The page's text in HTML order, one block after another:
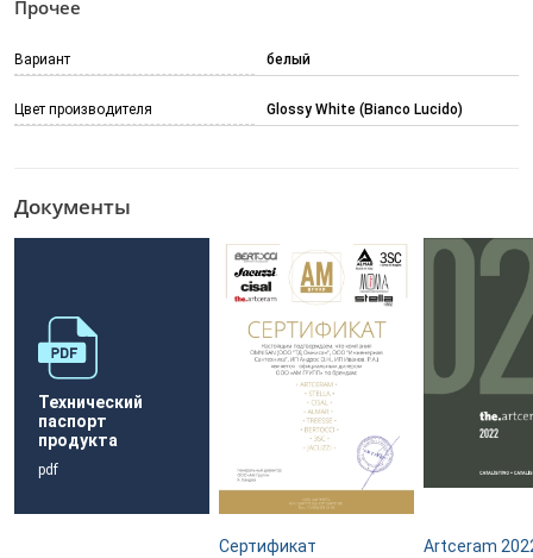
Прочее
Вариант белый
Цвет производителя Glossy White (Bianco Lucido)
Документы
Технический
паспорт
продукта
pdf
Сертификат
Artceram